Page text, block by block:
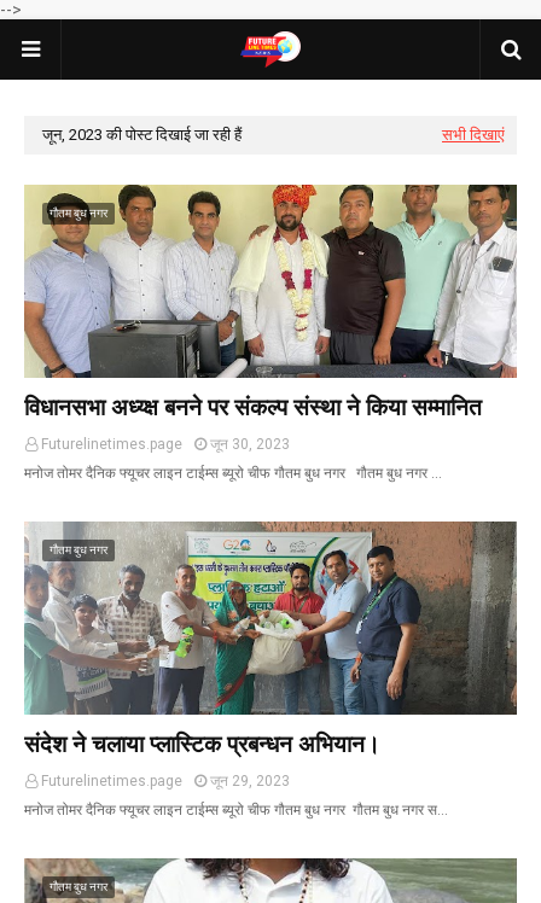
-->
जून, 2023 की पोस्ट दिखाई जा रही हैं सभी दिखाएं
गौतम बुध नगर
विधानसभा अध्य्क्ष बनने पर संकल्प संस्था ने किया सम्मानित
Futurelinetimes.page
जून 30, 2023
मनोज तोमर दैनिक फ्यूचर लाइन टाईम्स ब्यूरो चीफ गौतम बुध नगर गौतम बुध नगर …
गौतम बुध नगर
संदेश ने चलाया प्लास्टिक प्रबन्धन अभियान।
Futurelinetimes.page
जून 29, 2023
मनोज तोमर दैनिक फ्यूचर लाइन टाईम्स ब्यूरो चीफ गौतम बुध नगर गौतम बुध नगर स…
गौतम बुध नगर